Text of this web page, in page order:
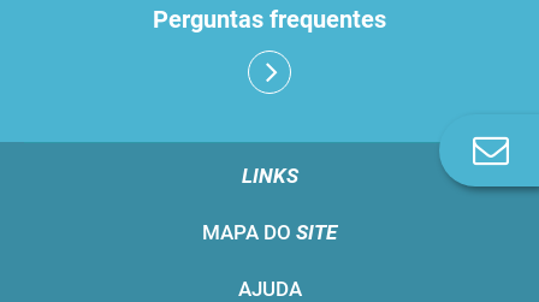
Perguntas frequentes
LINKS
MAPA DO SITE
AJUDA